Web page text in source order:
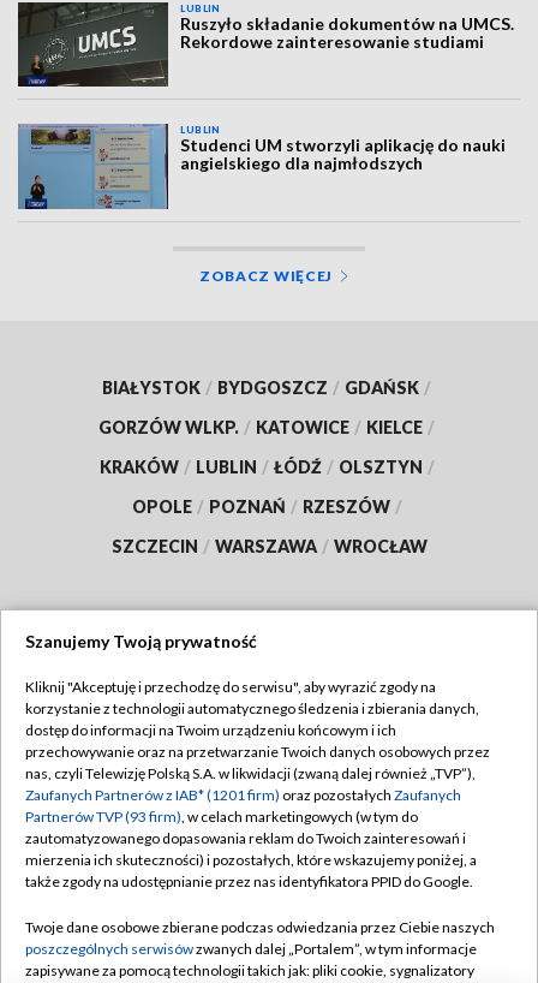
LUBLIN
Ruszyło składanie dokumentów na UMCS.
Rekordowe zainteresowanie studiami
LUBLIN
Studenci UM stworzyli aplikację do nauki
angielskiego dla najmłodszych
ZOBACZ WIĘCEJ
BIAŁYSTOK / BYDGOSZCZ / GDAŃSK /
GORZÓW WLKP. / KATOWICE / KIELCE /
KRAKÓW / LUBLIN / ŁÓDŹ / OLSZTYN /
OPOLE / POZNAŃ / RZESZÓW /
SZCZECIN / WARSZAWA / WROCŁAW
TVP
Abonament TVP
Emisja w TVP
Centrum informacji TVP
Naziemna Telewizja Cyfrowa
Rada Programowa
Regulamin TVP
Polityka prywatności
Moje zgody
Pomoc
Kontakt
Szanujemy Twoją prywatność
Kliknij "Akceptuję i przechodzę do serwisu", aby wyrazić zgody na
korzystanie z technologii automatycznego śledzenia i zbierania danych,
dostęp do informacji na Twoim urządzeniu końcowym i ich
przechowywanie oraz na przetwarzanie Twoich danych osobowych przez
nas, czyli Telewizję Polską S.A. w likwidacji (zwaną dalej również „TVP”),
Zaufanych Partnerów z IAB* (1201 firm) oraz pozostałych Zaufanych
Partnerów TVP (93 firm), w celach marketingowych (w tym do
zautomatyzowanego dopasowania reklam do Twoich zainteresowań i
mierzenia ich skuteczności) i pozostałych, które wskazujemy poniżej, a
także zgody na udostępnianie przez nas identyfikatora PPID do Google.
Twoje dane osobowe zbierane podczas odwiedzania przez Ciebie naszych
poszczególnych serwisówzwanych dalej „Portalem”, w tym informacje
zapisywane za pomocą technologii takich jak: pliki cookie, sygnalizatory